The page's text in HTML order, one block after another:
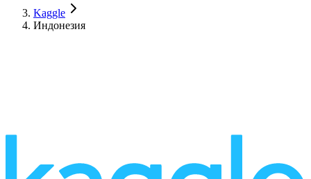
Kaggle
Индонезия